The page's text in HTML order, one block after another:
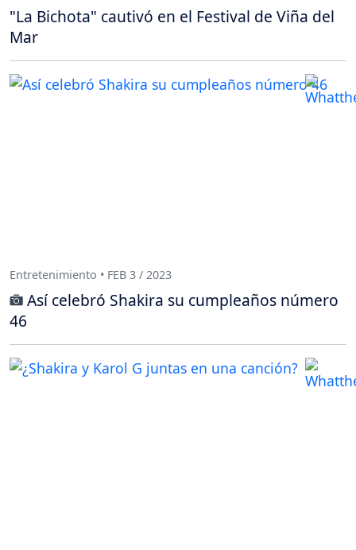
"La Bichota" cautivó en el Festival de Viña del
Mar
Entretenimiento • FEB 3 / 2023
Así celebró Shakira su cumpleaños número
46